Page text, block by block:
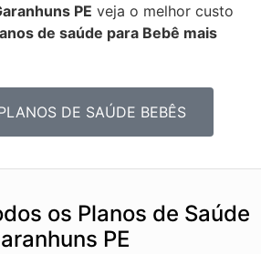
PE veja o melhor custo
de saúde para Bebê mais
DE SAÚDE BEBÊS
os Planos de Saúde
PE